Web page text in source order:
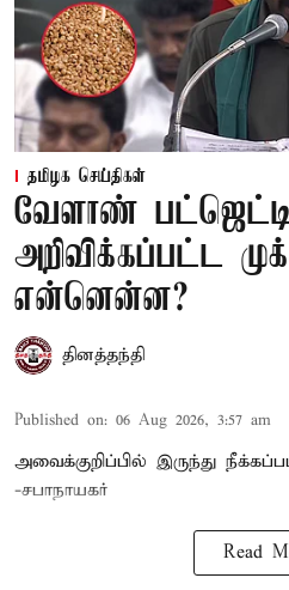
தமிழக செய்திகள்
வேளாண்
அறிவிக்கப்பட்ட
என்னென்ன?
தினத்தந்தி
Published on: 06 Aug 2026, 3:57 am
அவைக்குறிப்பில் இருந்து
-சபாநாயகர்
Read